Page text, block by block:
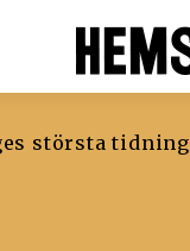
största